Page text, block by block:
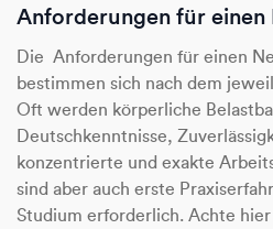
Anforderungen für
Die Anforderungen für einen
bestimmen sich nach dem
Oft werden körperliche
Deutschkenntnisse,
konzentrierte und exakte
sind aber auch erste
Studium erforderlich. Achte